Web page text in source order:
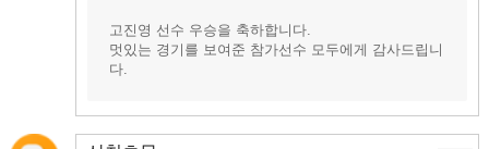
고진영 선수 우승을 축하합니다.
멋있는 경기를 보여준 참가선수 모두에게 감사드립니
다.